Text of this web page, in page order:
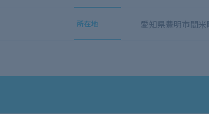
所在地 愛知県豊明市間